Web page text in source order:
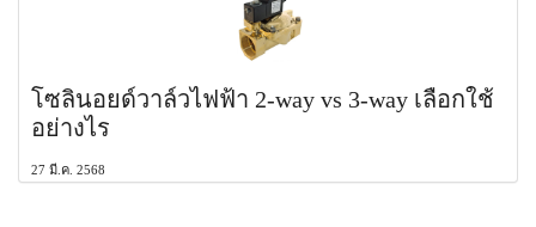
โซลินอยด์วาล์วไฟฟ้า 2-way vs 3-way เลือกใช้
อย่างไร
27 มี.ค. 2568